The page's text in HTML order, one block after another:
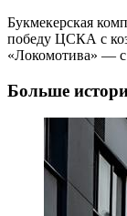
Букмекерская
победу ЦСКА с
«Локомотива» —
Больше